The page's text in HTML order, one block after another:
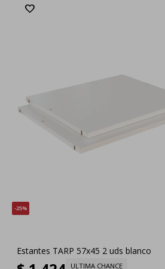
25
Estantes TARP 57x45 2 uds blanco
ULTIMA CHANCE